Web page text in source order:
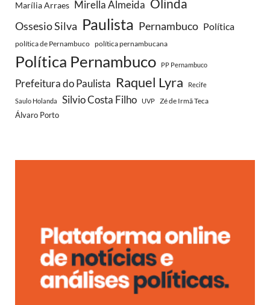
Marília Arraes Mirella Almeida Olinda
Ossesio Silva Paulista Pernambuco Política
política de Pernambuco política pernambucana
Política Pernambuco PP Pernambuco
Prefeitura do Paulista Raquel Lyra Recife
Saulo Holanda Silvio Costa Filho UVP Zé de Irmã Teca
Álvaro Porto